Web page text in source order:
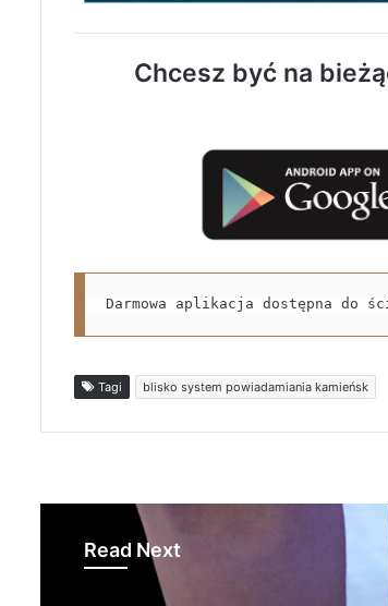
Chcesz być na
Darmowa aplikacja dostępna do
Tagi blisko system powiadamiania kamieńsk
Read Next